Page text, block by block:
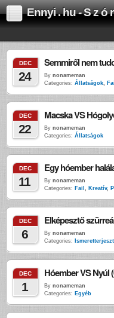
Ennyi . hu - S z ó
DEC
24
Semmiről nem
By nonameman
Categories: Állatságok, Fail
DEC
22
Macska VS
By nonameman
Categories: Állatságok
DEC
11
Egy hóember
By nonameman
Categories: Fail , Kreatív,
DEC
6
Elképesztő
By nonameman
Categories:
DEC
1
Hóember VS Nyúl
By nonameman
Categories: Egyéb